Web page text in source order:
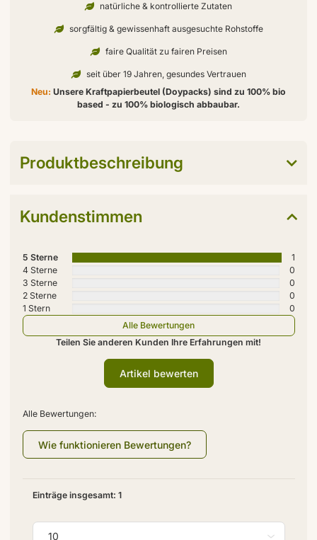
natürliche & kontrollierte Zutaten
sorgfältig & gewissenhaft ausgesuchte Rohstoffe
faire Qualität zu fairen Preisen
seit über 19 Jahren, gesundes Vertrauen
Neu: Unsere Kraftpapierbeutel (Doypacks) sind zu 100% bio
based - zu 100% biologisch abbaubar.
Produktbeschreibung
Kundenstimmen
5 Sterne
1
4 Sterne
0
3 Sterne
0
2 Sterne
0
1 Stern
0
Alle Bewertungen
Teilen Sie anderen Kunden Ihre Erfahrungen mit!
Artikel bewerten
Alle Bewertungen:
Wie funktionieren Bewertungen?
Einträge insgesamt: 1